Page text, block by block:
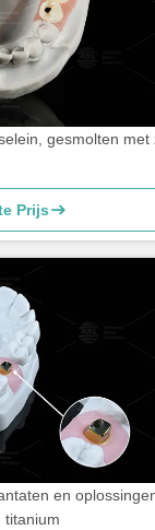
gesmolten met
Prijs
en
titanium